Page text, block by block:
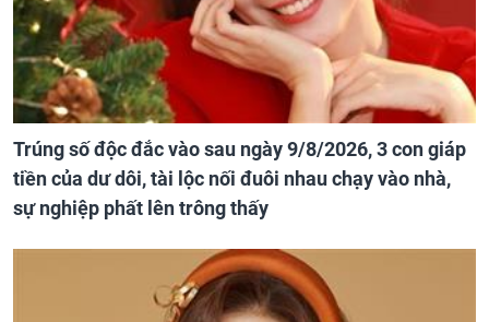
Trúng số độc đắc vào sau ngày 9/8/2026, 3 con giáp
tiền của dư dôi, tài lộc nối đuôi nhau chạy vào nhà,
sự nghiệp phất lên trông thấy